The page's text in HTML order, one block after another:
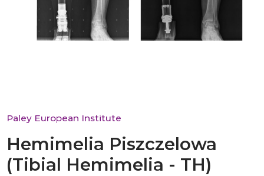
Paley European Institute
Hemimelia Piszczelowa
(Tibial Hemimelia - TH)